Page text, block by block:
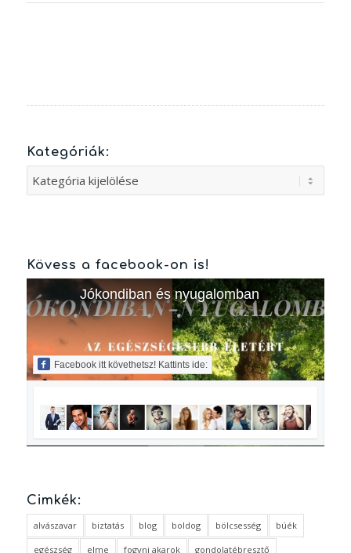
Kategóriák:
Kategóriák:
Kövess a facebook-on is!
Jókondiban és nyugalomban
Facebook itt követhetsz! Kattints ide:
Cimkék:
alvászavar biztatás blog boldog bölcsesség búék
egészség elme fogyni akarok gondolatébresztő